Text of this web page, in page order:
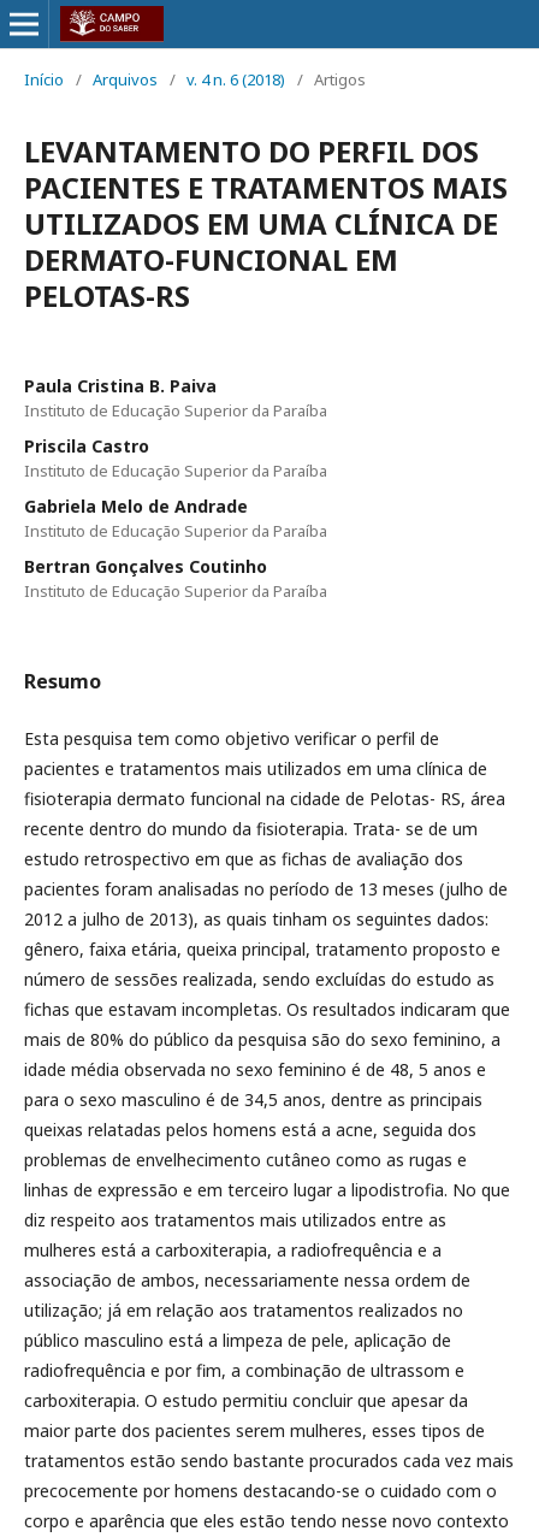
Início / Arquivos / v. 4 n. 6 (2018) / Artigos
LEVANTAMENTO DO PERFIL DOS
PACIENTES E TRATAMENTOS MAIS
UTILIZADOS EM UMA CLÍNICA DE
DERMATO-FUNCIONAL EM
PELOTAS-RS
Paula Cristina B. Paiva
Instituto de Educação Superior da Paraíba
Priscila Castro
Instituto de Educação Superior da Paraíba
Gabriela Melo de Andrade
Instituto de Educação Superior da Paraíba
Bertran Gonçalves Coutinho
Instituto de Educação Superior da Paraíba
Resumo
Esta pesquisa tem como objetivo verificar o perfil de
pacientes e tratamentos mais utilizados em uma clínica de
fisioterapia dermato funcional na cidade de Pelotas- RS, área
recente dentro do mundo da fisioterapia. Trata- se de um
estudo retrospectivo em que as fichas de avaliação dos
pacientes foram analisadas no período de 13 meses (julho de
2012 a julho de 2013), as quais tinham os seguintes dados:
gênero, faixa etária, queixa principal, tratamento proposto e
número de sessões realizada, sendo excluídas do estudo as
fichas que estavam incompletas. Os resultados indicaram que
mais de 80% do público da pesquisa são do sexo feminino, a
idade média observada no sexo feminino é de 48, 5 anos e
para o sexo masculino é de 34,5 anos, dentre as principais
queixas relatadas pelos homens está a acne, seguida dos
problemas de envelhecimento cutâneo como as rugas e
linhas de expressão e em terceiro lugar a lipodistrofia. No que
diz respeito aos tratamentos mais utilizados entre as
mulheres está a carboxiterapia, a radiofrequência e a
associação de ambos, necessariamente nessa ordem de
utilização; já em relação aos tratamentos realizados no
público masculino está a limpeza de pele, aplicação de
radiofrequência e por fim, a combinação de ultrassom e
carboxiterapia. O estudo permitiu concluir que apesar da
maior parte dos pacientes serem mulheres, esses tipos de
tratamentos estão sendo bastante procurados cada vez mais
precocemente por homens destacando-se o cuidado com o
corpo e aparência que eles estão tendo nesse novo contexto